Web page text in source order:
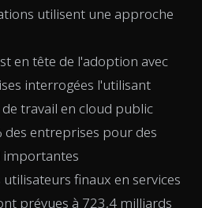
utilisent une approche
en tête de l'adoption avec
interrogées l'utilisant
travail en cloud public
des entreprises pour des
importantes
utilisateurs finaux en services
prévues à 723,4 milliards